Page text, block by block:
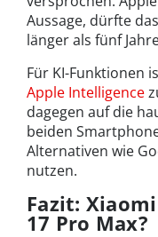
Aussage, dürfte
länger als fünf
Für KI-Funktionen
Apple Intelligence
dagegen auf die
beiden
Alternativen wie
nutzen.
Fazit:
17 Pro Max?